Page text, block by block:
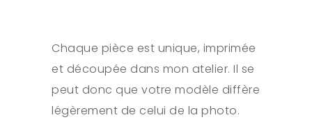
Chaque pièce est unique, imprimée
et découpée dans mon atelier. Il se
peut donc que votre modèle diffère
légèrement de celui de la photo.